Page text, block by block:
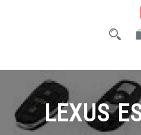
LEXUS